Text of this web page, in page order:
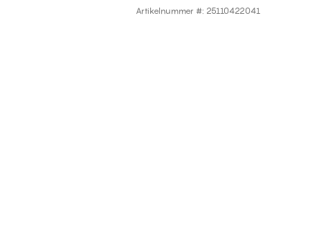
Artikelnummer #: 25110422041